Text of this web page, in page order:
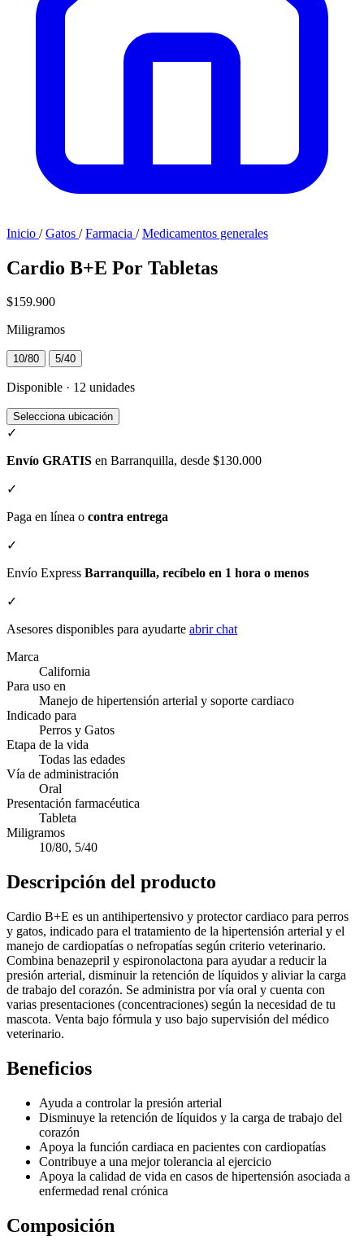
Inicio / Gatos / Farmacia / Medicamentos generales
Cardio B+E Por Tabletas
$159.900
Miligramos
10/80 5/40
Disponible · 12 unidades
Selecciona ubicación
✓
Envío GRATIS en Barranquilla, desde $130.000
✓
Paga en línea o contra entrega
✓
Envío Express Barranquilla, recíbelo en 1 hora o menos
✓
Asesores disponibles para ayudarte abrir chat
Marca
California
Para uso en
Manejo de hipertensión arterial y soporte cardiaco
Indicado para
Perros y Gatos
Etapa de la vida
Todas las edades
Vía de administración
Oral
Presentación farmacéutica
Tableta
Miligramos
10/80, 5/40
Descripción del producto
Cardio B+E es un antihipertensivo y protector cardiaco para perros
y gatos, indicado para el tratamiento de la hipertensión arterial y el
manejo de cardiopatías o nefropatías según criterio veterinario.
Combina benazepril y espironolactona para ayudar a reducir la
presión arterial, disminuir la retención de líquidos y aliviar la carga
de trabajo del corazón. Se administra por vía oral y cuenta con
varias presentaciones (concentraciones) según la necesidad de tu
mascota. Venta bajo fórmula y uso bajo supervisión del médico
veterinario.
Beneficios
Ayuda a controlar la presión arterial
Disminuye la retención de líquidos y la carga de trabajo del
corazón
Apoya la función cardiaca en pacientes con cardiopatías
Contribuye a una mejor tolerancia al ejercicio
Apoya la calidad de vida en casos de hipertensión asociada a
enfermedad renal crónica
Composición